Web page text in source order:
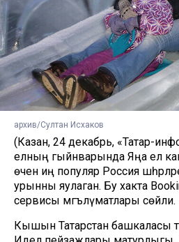
архив/Султан Исхаков
(Казан, 24 декабрь, «Татар-
елның гыйнварында Яңа ел
өчен иң популяр Россия
урынны яулаган. Бу хакта
сервисы мәгълүматлары сөйли.
Кышын Татарстан башкаласы